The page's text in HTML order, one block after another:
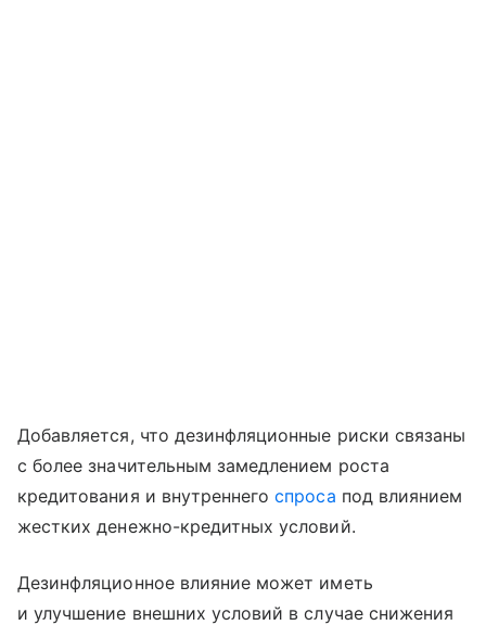
Добавляется, что дезинфляционные риски связаны
с более значительным замедлением роста
кредитования и внутреннегоспроса под влиянием
жестких денежно-кредитных условий.
Дезинфляционное влияние может иметь
и улучшение внешних условий в случае снижения